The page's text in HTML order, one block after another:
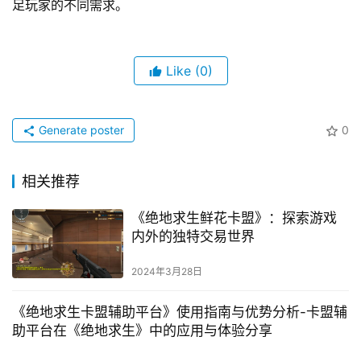
足玩家的不同需求。
Like (0)
0
Generate poster
相关推荐
《绝地求生鲜花卡盟》：探索游戏
内外的独特交易世界
2024年3月28日
《绝地求生卡盟辅助平台》使用指南与优势分析-卡盟辅
助平台在《绝地求生》中的应用与体验分享